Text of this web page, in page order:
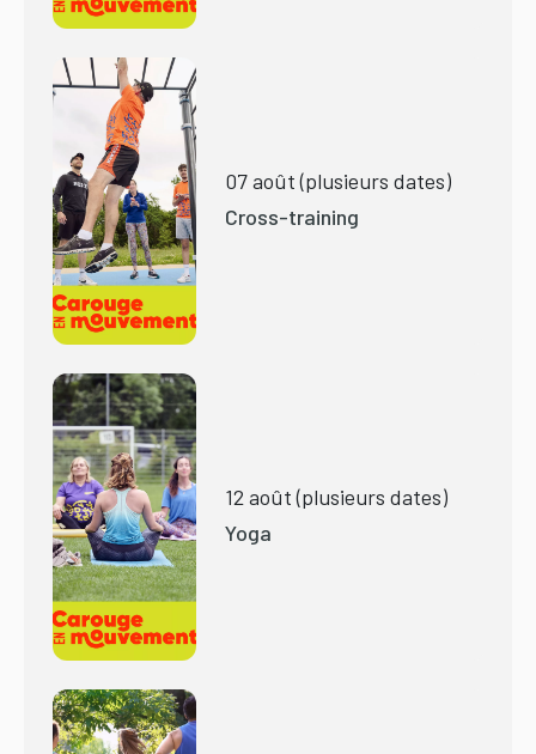
07 août (plusieurs dates)
Cross-training
12 août (plusieurs dates)
Yoga